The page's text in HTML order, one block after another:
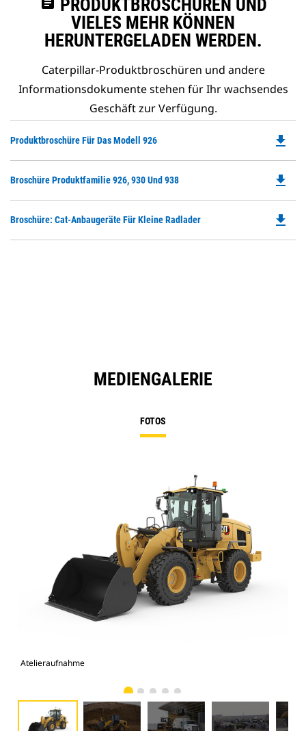
PRODUKTBROSCHÜREN UND
VIELES MEHR KÖNNEN
HERUNTERGELADEN WERDEN.
Caterpillar-Produktbroschüren und andere
Informationsdokumente stehen für Ihr wachsendes
Geschäft zur Verfügung.
Produktbroschüre Für Das Modell 926
a
file_download
Broschüre Produktfamilie 926, 930 Und 938
a
file_download
Broschüre: Cat-Anbaugeräte Für Kleine Radlader file_download
MEDIENGALERIE
FOTOS
Atelieraufnahme